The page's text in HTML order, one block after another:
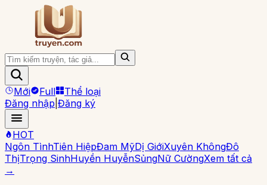
Mới Full
Thể loại
Đăng nhập Đăng ký
HOT
Ngôn TìnhTiên HiệpĐam MỹDị GiớiXuyên KhôngĐô
ThịTrọng SinhHuyền HuyễnSủngNữ CườngXem tất cả
→